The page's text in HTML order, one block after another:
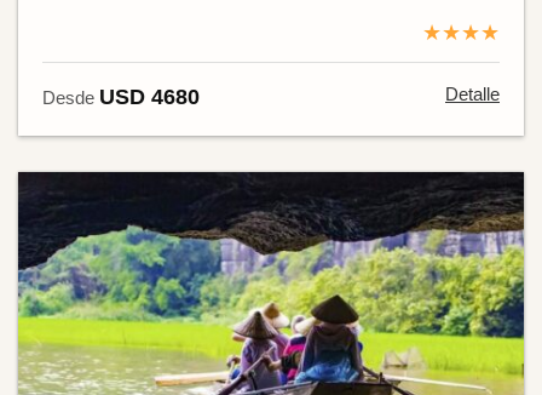
★★★★
Desde USD 4680 Detalle